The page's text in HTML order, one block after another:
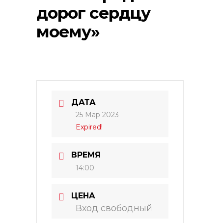
дорог сердцу
моему»
ДАТА
25 Мар 2023
Expired!
ВРЕМЯ
14:00
ЦЕНА
Вход свободный